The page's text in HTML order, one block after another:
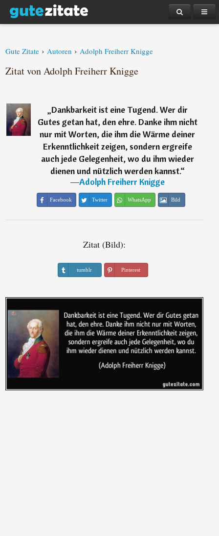
Gute Zitate › Autoren › Adolph Freiherr Knigge
Zitat von Adolph Freiherr Knigge
„Dankbarkeit ist eine Tugend. Wer dir
Gutes getan hat, den ehre. Danke ihm nicht
nur mit Worten, die ihm die Wärme deiner
Erkenntlichkeit zeigen, sondern ergreife
auch jede Gelegenheit, wo du ihm wieder
dienen und nützlich werden kannst.“
―Adolph Freiherr Knigge
Facebook Twitter WhatsApp Bild
Zitat (Bild):
tumblr Pinterest